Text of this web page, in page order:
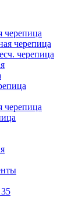
черепица
черепица
черепица
черепица